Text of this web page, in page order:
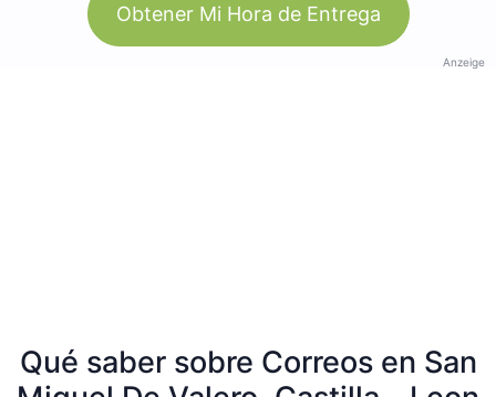
Obtener Mi Hora de Entrega
Anzeige
Qué saber sobre Correos en San